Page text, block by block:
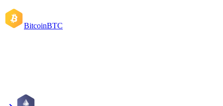
BitcoinBTC